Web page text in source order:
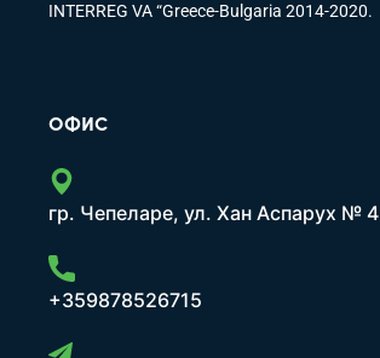
INTERREG VA “Greece-Bulgaria 2014-2020.
ОФИС
гр. Чепеларе, ул. Хан Аспарух № 4
+359878526715